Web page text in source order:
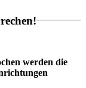
werden die